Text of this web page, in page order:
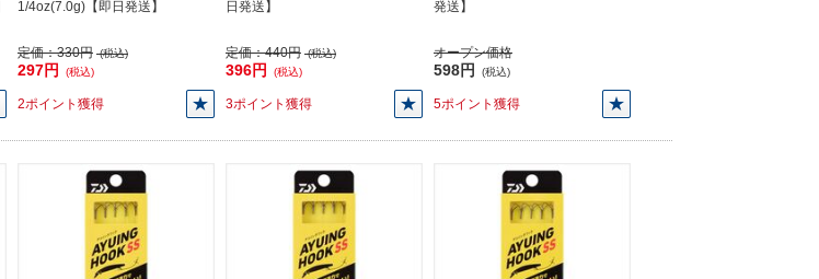
1/4oz(7.0g)【即日発送】
定価：330円 (税込)
297円 (税込)
2ポイント獲得
日発送】
定価：440円 (税込)
396円 (税込)
3ポイント獲得
発送】
オープン価格
598円 (税込)
5ポイント獲得